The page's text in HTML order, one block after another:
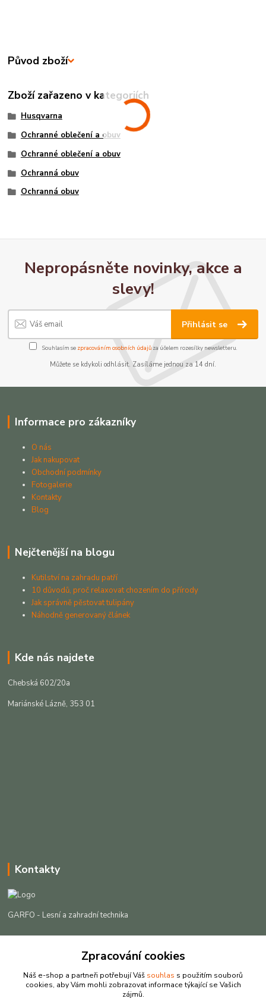
Původ zboží
Zboží zařazeno v kategoriích
Husqvarna
Ochranné oblečení a obuv
Ochranné oblečení a obuv
Ochranná obuv
Ochranná obuv
Nepropásněte novinky, akce a
slevy!
Přihlásit se
Souhlasím se zpracováním osobních údajůza účelem rozesílky newsletteru.
Můžete se kdykoli odhlásit. Zasíláme jednou za 14 dní.
Informace pro zákazníky
O nás
Jak nakupovat
Obchodní podmínky
Fotogalerie
Kontakty
Blog
Nejčtenější na blogu
Kutilství na zahradu patří
10 důvodů, proč relaxovat chozením do přírody
Jak správně pěstovat tulipány
Náhodně generovaný článek
Kde nás najdete
Chebská 602/20a
Mariánské Lázně, 353 01
Kontakty
GARFO - Lesní a zahradní technika
+420 725 301 044
info@garfo.cz
Zpracování cookies
Náš e-shop a partneři potřebují Váš souhlas s použitím souborů
cookies, aby Vám mohli zobrazovat informace týkající se Vašich
zájmů.